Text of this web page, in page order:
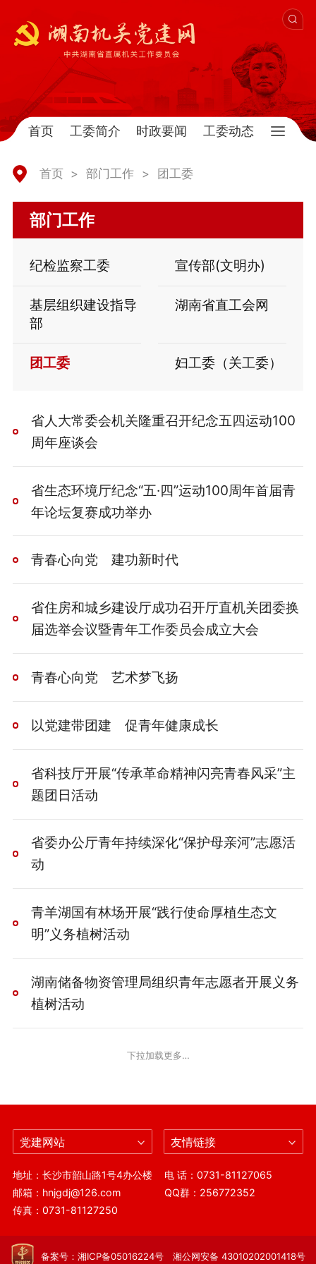
首页 工委简介 时政要闻 工委动态
首页 > 部门工作 > 团工委
部门工作
纪检监察工委 宣传部(文明办)
基层组织建设指导
部
湖南省直工会网
团工委 妇工委（关工委）
省人大常委会机关隆重召开纪念五四运动100
周年座谈会
省生态环境厅纪念“五·四”运动100周年首届青
年论坛复赛成功举办
青春心向党 建功新时代
省住房和城乡建设厅成功召开厅直机关团委换
届选举会议暨青年工作委员会成立大会
青春心向党 艺术梦飞扬
以党建带团建 促青年健康成长
省科技厅开展“传承革命精神闪亮青春风采”主
题团日活动
省委办公厅青年持续深化“保护母亲河”志愿活
动
青羊湖国有林场开展“践行使命厚植生态文
明”义务植树活动
湖南储备物资管理局组织青年志愿者开展义务
植树活动
下拉加载更多…
党建网站 友情链接
地址：长沙市韶山路1号4办公楼
电 话：0731-81127065
邮箱：hnjgdj@126.com
QQ群：256772352
传真：0731-81127250
备案号：湘ICP备05016224号 湘公网安备 43010202001418号